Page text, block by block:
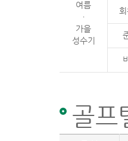
여름
ㆍ
가을
성수기
골프